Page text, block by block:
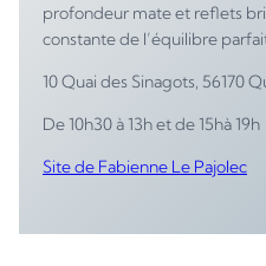
profondeur mate et reflets
constante de l’équilibre
10 Quai des Sinagots, 56170
De 10h30 à 13h et de 15hà 19h
Site de Fabienne Le Pajolec